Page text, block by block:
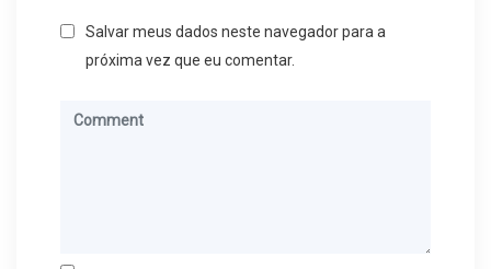
Salvar meus dados neste navegador para a
próxima vez que eu comentar.